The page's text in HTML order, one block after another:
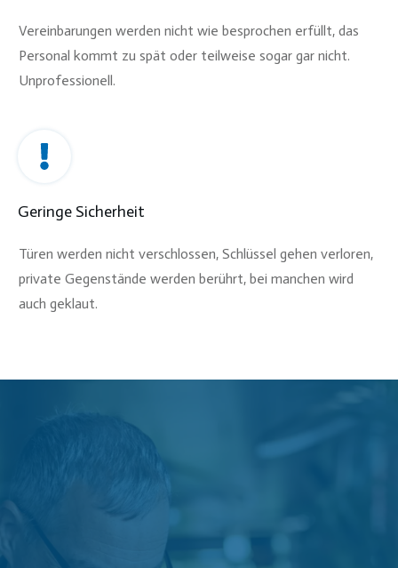
Vereinbarungen werden nicht wie besprochen erfüllt, das
Personal kommt zu spät oder teilweise sogar gar nicht.
Unprofessionell.
Geringe Sicherheit
Türen werden nicht verschlossen, Schlüssel gehen verloren,
private Gegenstände werden berührt, bei manchen wird
auch geklaut.